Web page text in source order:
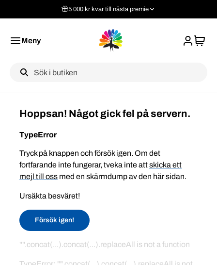
5 000 kr kvar till nästa premie
Meny
Label
Hoppsan! Något gick fel på servern.
TypeError
Tryck på knappen och försök igen. Om det
fortfarande inte fungerar, tveka inte attskicka ett
mejl till oss med en skärmdump av den här sidan.
Ursäkta besväret!
Försök igen!
"".concat(...).concat(...).replaceAll is not a function